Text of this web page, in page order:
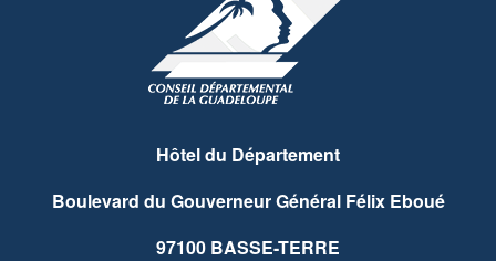
Hôtel du Département
Boulevard du Gouverneur Général Félix Eboué
97100 BASSE-TERRE